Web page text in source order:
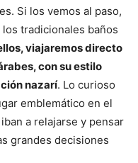
Si los vemos al paso,
tradicionales baños
viajaremos directo
con su estilo
nazarí. Lo curioso
emblemático en el
a relajarse y pensar
grandes decisiones